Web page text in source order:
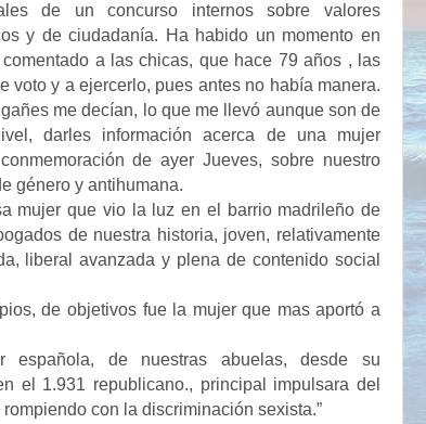
de un concurso internos sobre valores
y de ciudadanía. Ha habido un momento en
a las chicas, que hace 79 años , las
voto y a ejercerlo, pues antes no había manera.
me decían, lo que me llevó aunque son de
darles información acerca de una mujer
de ayer Jueves, sobre nuestro
género y antihumana.
mujer que vio la luz en el barrio madrileño de
de nuestra historia, joven, relativamente
liberal avanzada y plena de contenido social
de objetivos fue la mujer que mas aportó a
de nuestras abuelas, desde su
el 1.931 republicano., principal impulsara del
con la discriminación sexista.”